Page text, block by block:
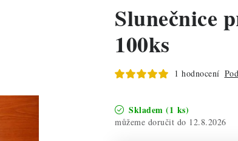
Slunečnice
100ks
1 hodnocení
Skladem (1 ks)
12.8.2026